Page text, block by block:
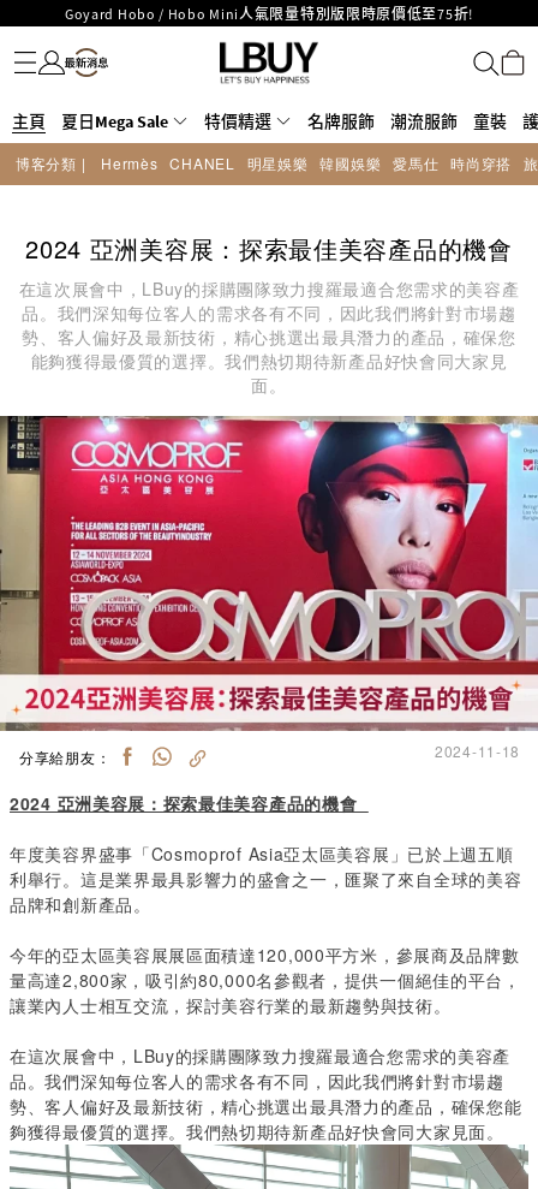
Goyard Hobo / Hobo Mini人氣限量特別版限時原價低至75折!
LBuy呈獻 - Hermès 及 Chanel 手袋及首飾原價低至6折，立即入手!
LBuy Nintendo Switch / Nintendo Switch 2 正規商品零售店登陸MOKO 4樓
重要通告：銀行轉帳及轉數快付款注意事項
購物滿HKD500即享免運費！
LBuy獲香港知識產權署頒發2026《正版正貨承諾》商標
名牌服飾
潮流服飾
童裝
護膚美妝
香水香薰
個人護理
母嬰護理
遊戲及精品玩具
文儀用品
家居生活
電子產品
美食
醫藥保健
運動與戶外用品
主頁 夏日Mega Sale 特價精選 名牌服飾 潮流服飾 童裝
博客分類 | Hermès CHANEL 明星娛樂 韓國娛樂 愛馬仕 時尚穿搭
2024 亞洲美容展：探索最佳美容產品的機會
在這次展會中，LBuy的採購團隊致力搜羅最適合您需求的美容產
品。我們深知每位客人的需求各有不同，因此我們將針對市場趨
勢、客人偏好及最新技術，精心挑選出最具潛力的產品，確保您
能夠獲得最優質的選擇。我們熱切期待新產品好快會同大家見
面。
分享給朋友： 2024-11-18
2024 亞洲美容展：探索最佳美容產品的機會
年度美容界盛事「Cosmoprof Asia亞太區美容展」已於上週五順
利舉行。這是業界最具影響力的盛會之一，匯聚了來自全球的美容
品牌和創新產品。
今年的亞太區美容展展區面積達120,000平方米，參展商及品牌數
量高達2,800家，吸引約80,000名參觀者，提供一個絕佳的平台，
讓業內人士相互交流，探討美容行業的最新趨勢與技術。
在這次展會中，LBuy的採購團隊致力搜羅最適合您需求的美容產
品。我們深知每位客人的需求各有不同，因此我們將針對市場趨
勢、客人偏好及最新技術，精心挑選出最具潛力的產品，確保您能
夠獲得最優質的選擇。我們熱切期待新產品好快會同大家見面。